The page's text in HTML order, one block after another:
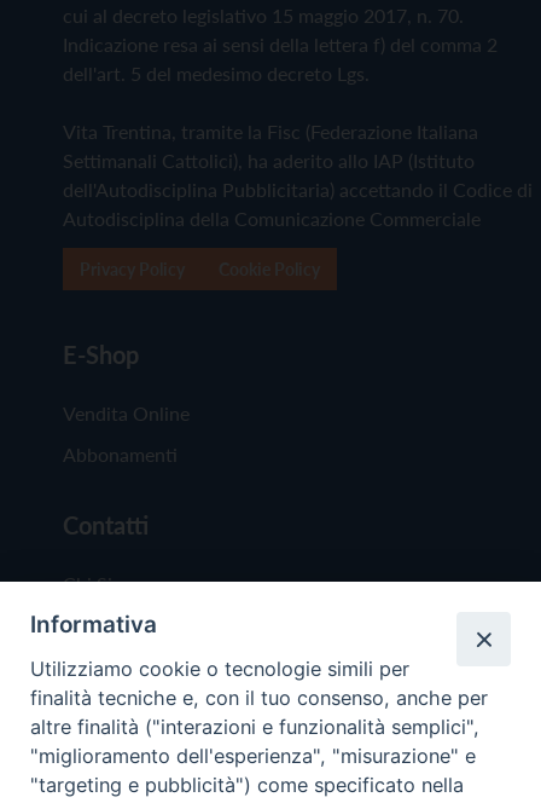
cui al decreto legislativo 15 maggio 2017, n. 70.
Indicazione resa ai sensi della lettera f) del comma 2
dell'art. 5 del medesimo decreto Lgs.
Vita Trentina, tramite la Fisc (Federazione Italiana
Settimanali Cattolici), ha aderito allo IAP (Istituto
dell'Autodisciplina Pubblicitaria) accettando il Codice di
Autodisciplina della Comunicazione Commerciale
E-Shop
Vendita Online
Abbonamenti
Contatti
Chi Siamo
Redazione
Scrivici
Informativa
Utilizziamo cookie o tecnologie simili per
finalità tecniche e, con il tuo consenso, anche per
altre finalità ("interazioni e funzionalità semplici",
"miglioramento dell'esperienza", "misurazione" e
"targeting e pubblicità") come specificato nella